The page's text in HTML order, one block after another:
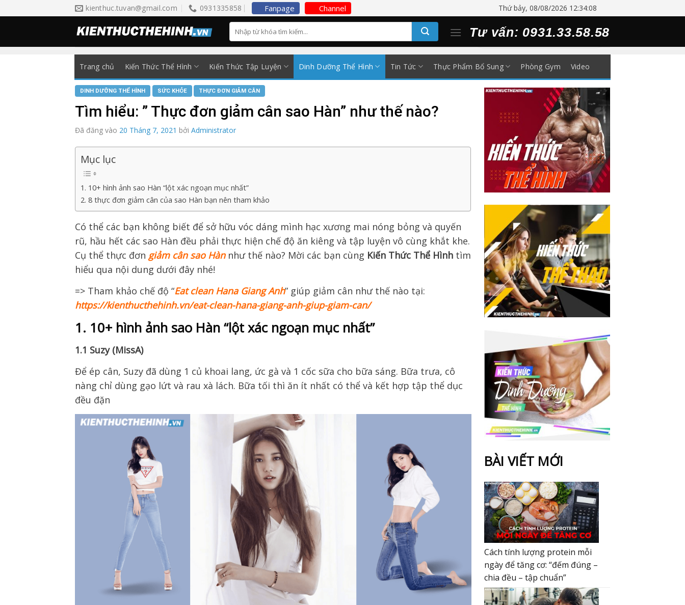
to
kienthuc.tuvan@gmail.com 0931335858 Fanpage Channel Thứ bảy, 08/08/2026 12:34:08
Tư vấn: 0931.33.58.58
Trang chủ Kiến Thức Thể Hình Kiến Thức Tập Luyện Dinh Dưỡng Thể Hình Tin Tức Thực Phẩm Bổ Sung Phòng Gym Video
DINH DƯỠNG THỂ HÌNH SỨC KHỎE THỰC ĐƠN GIẢM CÂN
Tìm hiểu: ” Thực đơn giảm cân sao Hàn” như thế nào?
Đã đăng vào 20 Tháng 7, 2021 bởi Administrator
Mục lục
1. 10+ hình ảnh sao Hàn “lột xác ngoạn mục nhất”
2. 8 thực đơn giảm cân của sao Hàn bạn nên tham khảo
Có thể các bạn không biết để sở hữu vóc dáng mình hạc xương mai nóng bỏng và quyến
rũ, hầu hết các sao Hàn đều phải thực hiện chế độ ăn kiêng và tập luyện vô cùng khắt khe.
Cụ thể thực đơn giảm cân sao Hànnhư thế nào? Mời các bạn cùng Kiến Thức Thể Hình tìm
hiểu qua nội dung dưới đây nhé!
=> Tham khảo chế độ “Eat clean Hana Giang Anh” giúp giảm cân như thế nào tại:
https://kienthucthehinh.vn/eat-clean-hana-giang-anh-giup-giam-can/
1. 10+ hình ảnh sao Hàn “lột xác ngoạn mục nhất”
1.1 Suzy (MissA)
Để ép cân, Suzy đã dùng 1 củ khoai lang, ức gà và 1 cốc sữa cho bữa sáng. Bữa trưa, cô
nàng chỉ dùng gạo lứt và rau xà lách. Bữa tối thì ăn ít nhất có thể và kết hợp tập thể dục
đều đặn
BÀI VIẾT MỚI
Cách tính lượng protein mỗi
ngày để tăng cơ: “đếm đúng –
chia đều – tập chuẩn”